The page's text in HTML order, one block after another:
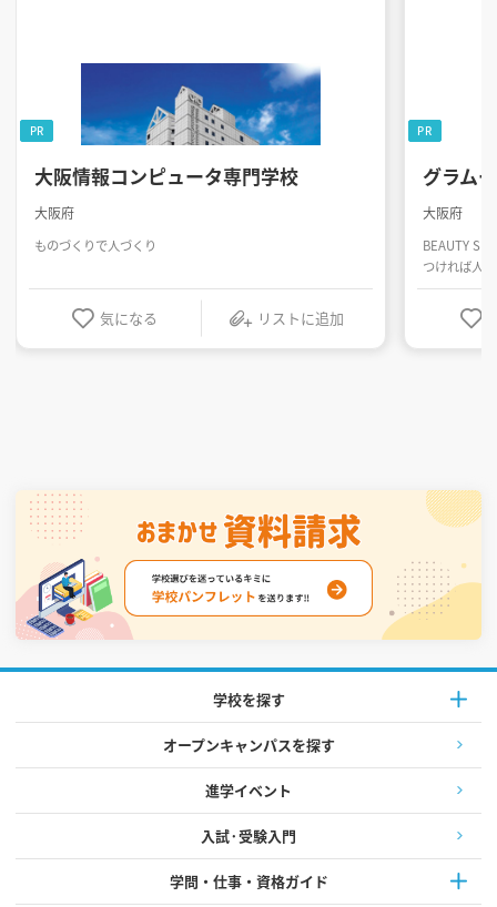
大阪情報コンピュータ専門学校
大阪府
ものづくりで人づくり
気になる リストに追加
PR
グラム
大阪府
BEAUTY
つければ人
PR
学校を探す
オープンキャンパスを探す
進学イベント
入試·受験入門
学問・仕事・資格ガイド